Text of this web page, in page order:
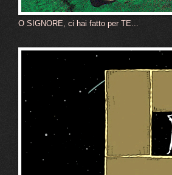
O SIGNORE, ci hai fatto per TE...